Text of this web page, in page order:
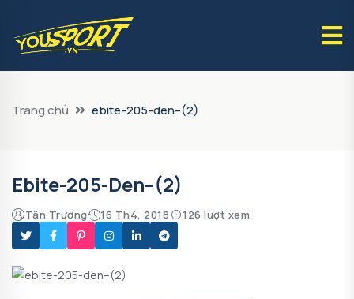
Trang chủ ebite-205-den–(2)
Ebite-205-Den–(2)
Tân Trương 16 Th4, 2018 126 lượt xem